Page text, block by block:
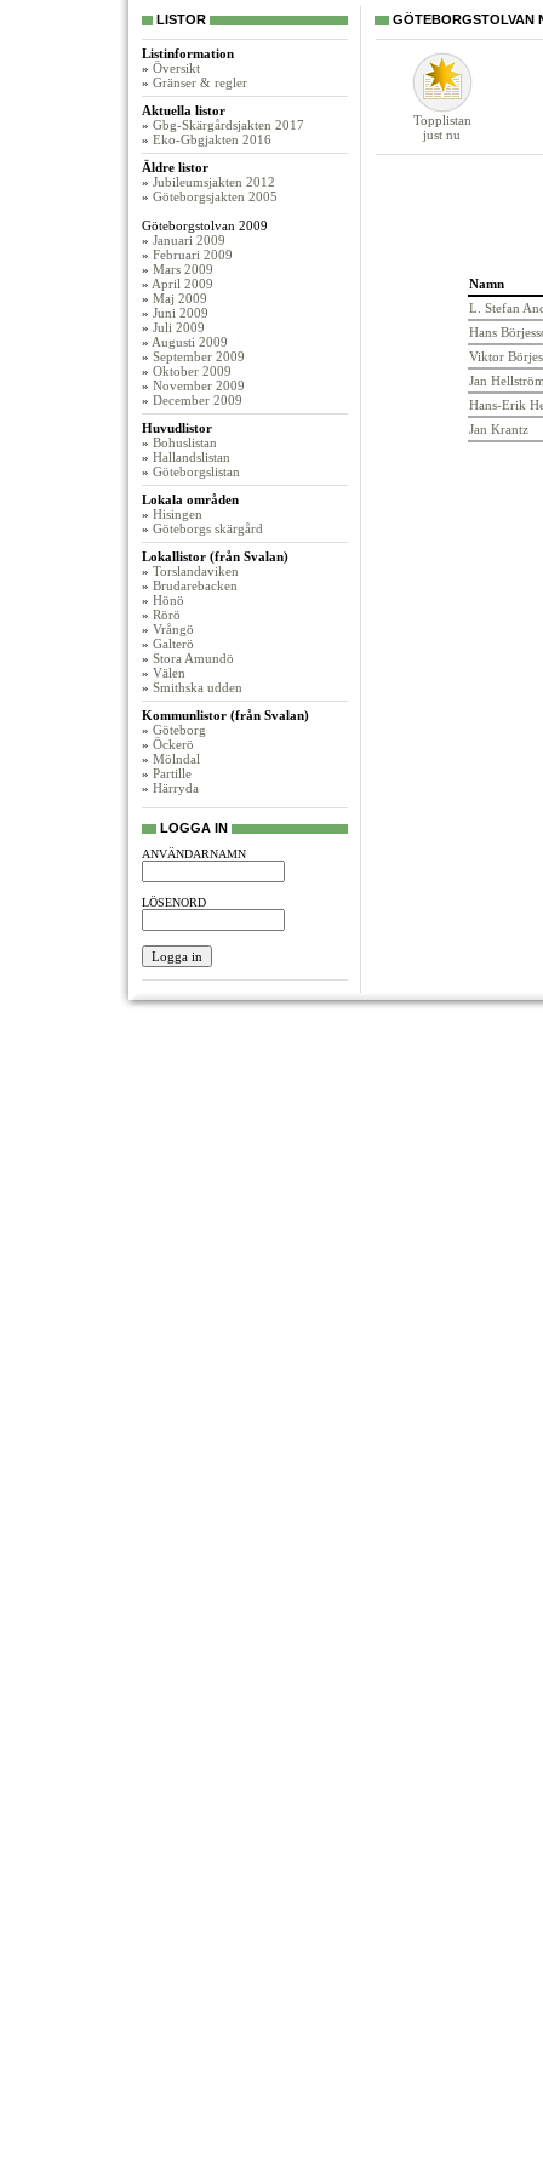
LISTOR
Listinformation
» Översikt
» Gränser & regler
Aktuella listor
» Gbg-Skärgårdsjakten 2017
» Eko-Gbgjakten 2016
Äldre listor
» Jubileumsjakten 2012
» Göteborgsjakten 2005
Göteborgstolvan 2009
» Januari 2009
» Februari 2009
» Mars 2009
» April 2009
» Maj 2009
» Juni 2009
» Juli 2009
» Augusti 2009
» September 2009
» Oktober 2009
» November 2009
» December 2009
Huvudlistor
» Bohuslistan
» Hallandslistan
» Göteborgslistan
Lokala områden
» Hisingen
» Göteborgs skärgård
Lokallistor (från Svalan)
» Torslandaviken
» Brudarebacken
» Hönö
» Rörö
» Vrångö
» Galterö
» Stora Amundö
» Välen
» Smithska udden
Kommunlistor (från Svalan)
» Göteborg
» Öckerö
» Mölndal
» Partille
» Härryda
LOGGA IN
ANVÄNDARNAMN
LÖSENORD
GÖTEBORGSTOLVAN
Topplistan
just nu
Namn
L. Stefan
Hans
Viktor
Jan
Hans-Erik
Jan Krantz